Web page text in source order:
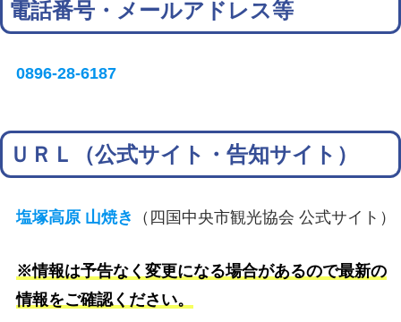
電話番号・メールアドレス等
0896-28-6187
ＵＲＬ（公式サイト・告知サイト）
塩塚高原 山焼き （四国中央市観光協会 公式サイト）
※情報は予告なく変更になる場合があるので最新の
情報をご確認ください。